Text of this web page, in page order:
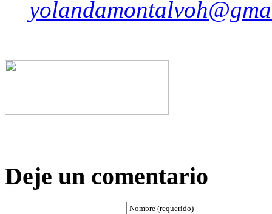
Deje un comentario
Nombre (requerido)